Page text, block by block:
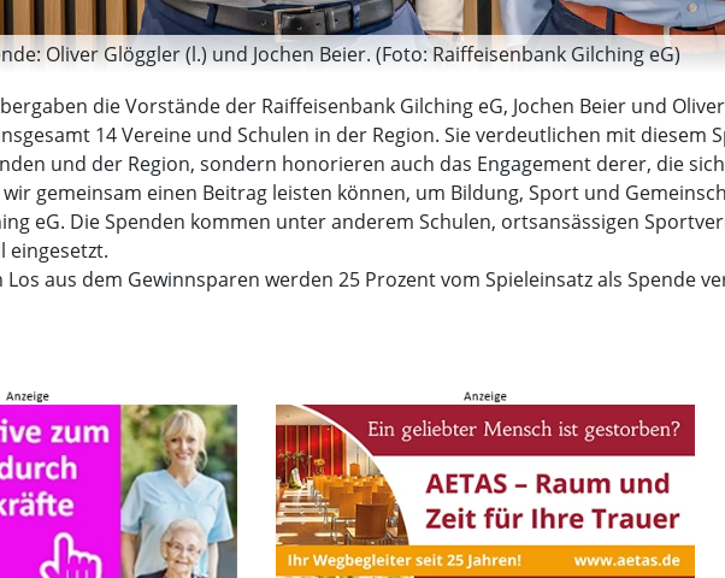
Oliver Glöggler (l.) und Jochen Beier. (Foto: Raiffeisenbank Gilching eG)
die Vorstände der Raiffeisenbank Gilching eG, Jochen Beier und
14 Vereine und Schulen in der Region. Sie verdeutlichen mit
und der Region, sondern honorieren auch das Engagement derer, die
wir gemeinsam einen Beitrag leisten können, um Bildung, Sport und
eG. Die Spenden kommen unter anderem Schulen, ortsansässigen
eingesetzt.
aus dem Gewinnsparen werden 25 Prozent vom Spieleinsatz als Spende